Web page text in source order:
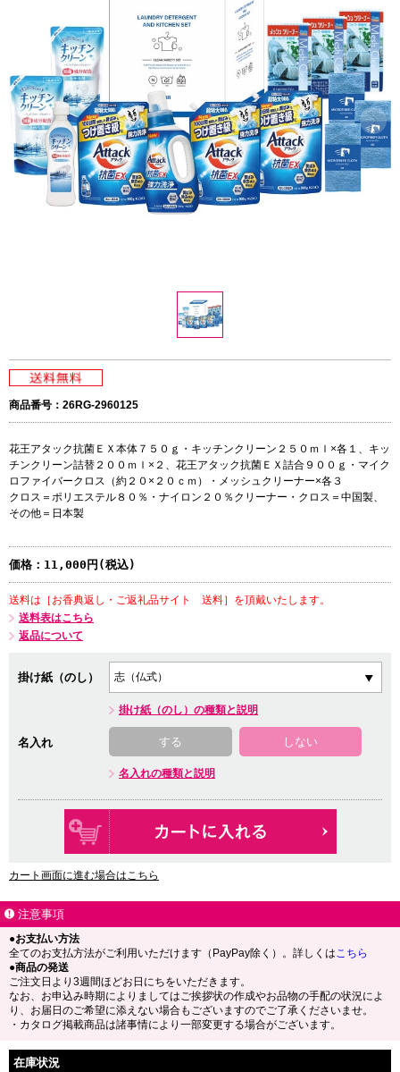
商品番号：26RG-2960125
花王アタック抗菌ＥＸ本体７５０ｇ・キッチンクリーン２５０ｍｌ×各１、キッ
チンクリーン詰替２００ｍｌ×２、花王アタック抗菌ＥＸ詰合９００ｇ・マイク
ロファイバークロス（約２０×２０ｃｍ）・メッシュクリーナー×各３
クロス＝ポリエステル８０％・ナイロン２０％クリーナー・クロス＝中国製、
その他＝日本製
価格： 11,000円(税込)
送料は［お香典返し・ご返礼品サイト 送料］を頂戴いたします。
送料表はこちら
返品について
掛け紙（のし）
掛け紙（のし）の種類と説明
名入れ する しない
名入れの種類と説明
カート画面に進む場合はこちら
注意事項
●お支払い方法
全てのお支払方法がご利用いただけます（PayPay除く）。詳しくはこちら
●商品の発送
ご注文日より3週間ほどお日にちをいただきます。
なお、お申込み時期によりましてはご挨拶状の作成やお品物の手配の状況によ
り、お届日のご希望に添えない場合もございますのでご了承くださいませ。
・カタログ掲載商品は諸事情により一部変更する場合がございます。
在庫状況